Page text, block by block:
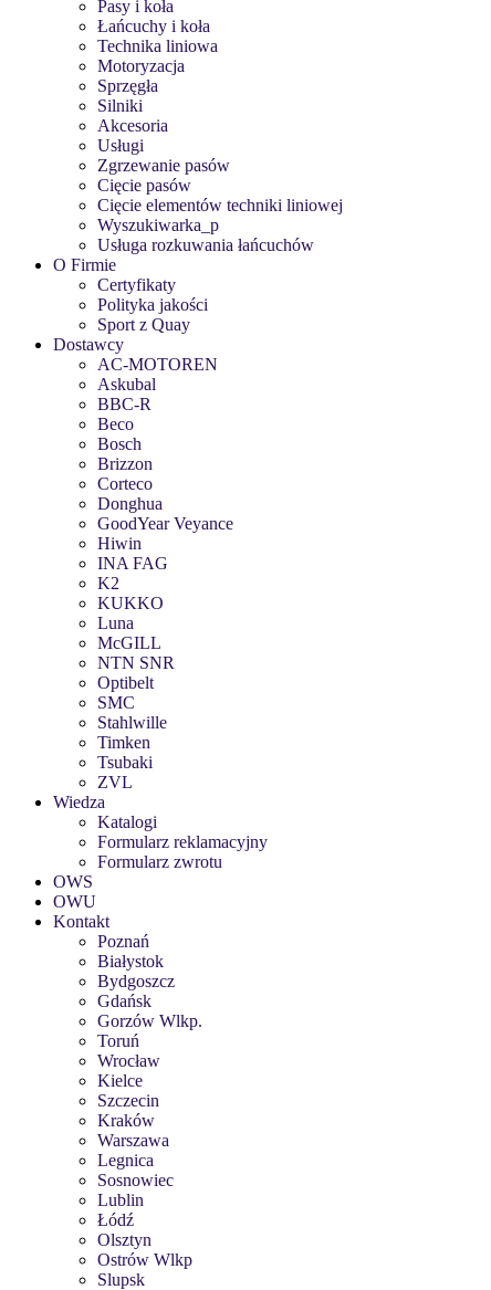
Pasy i koła
Łańcuchy i koła
Technika liniowa
Motoryzacja
Sprzęgła
Silniki
Akcesoria
Usługi
Zgrzewanie pasów
Cięcie pasów
Cięcie elementów techniki liniowej
Wyszukiwarka_p
Usługa rozkuwania łańcuchów
O Firmie
Certyfikaty
Polityka jakości
Sport z Quay
Dostawcy
AC-MOTOREN
Askubal
BBC-R
Beco
Bosch
Brizzon
Corteco
Donghua
GoodYear Veyance
Hiwin
INA FAG
K2
KUKKO
Luna
McGILL
NTN SNR
Optibelt
SMC
Stahlwille
Timken
Tsubaki
ZVL
Wiedza
Katalogi
Formularz reklamacyjny
Formularz zwrotu
OWS
OWU
Kontakt
Poznań
Białystok
Bydgoszcz
Gdańsk
Gorzów Wlkp.
Toruń
Wrocław
Kielce
Szczecin
Kraków
Warszawa
Legnica
Sosnowiec
Lublin
Łódź
Olsztyn
Ostrów Wlkp
Slupsk